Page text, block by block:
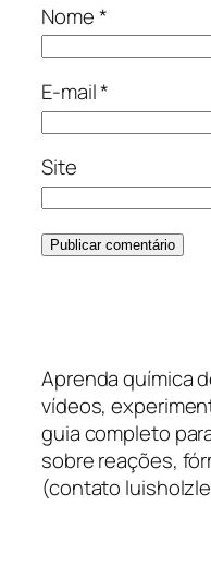
Nome*
E-mail*
Site
Aprenda química
vídeos,
guia completo
sobre reações,
(contato